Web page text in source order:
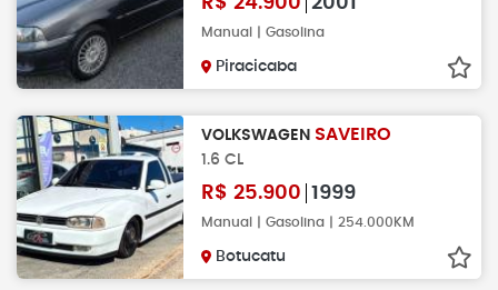
Manual | Gasolina
Piracicaba
VOLKSWAGEN SAVEIRO
1.6 CL
R$ 25.900 1999
Manual | Gasolina | 254.000KM
Botucatu